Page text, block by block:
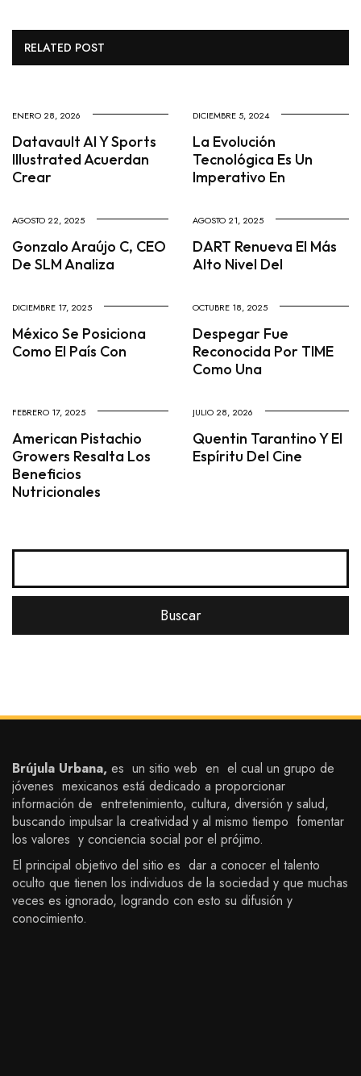
RELATED POST
ENERO 28, 2026
Datavault AI Y Sports
Illustrated Acuerdan
Crear
DICIEMBRE 5, 2024
La Evolución
Tecnológica Es Un
Imperativo En
AGOSTO 22, 2025
Gonzalo Araújo C, CEO
De SLM Analiza
AGOSTO 21, 2025
DART Renueva El Más
Alto Nivel Del
DICIEMBRE 17, 2025
México Se Posiciona
Como El País Con
OCTUBRE 18, 2025
Despegar Fue
Reconocida Por TIME
Como Una
FEBRERO 17, 2025
American Pistachio
Growers Resalta Los
Beneficios
Nutricionales
JULIO 28, 2026
Quentin Tarantino Y El
Espíritu Del Cine
Brújula Urbana, es un sitio web en el cual un grupo de
jóvenes mexicanos está dedicado a proporcionar
información de entretenimiento, cultura, diversión y salud,
buscando impulsar la creatividad y al mismo tiempo fomentar
los valores y conciencia social por el prójimo.
El principal objetivo del sitio es dar a conocer el talento
oculto que tienen los individuos de la sociedad y que muchas
veces es ignorado, logrando con esto su difusión y
conocimiento.